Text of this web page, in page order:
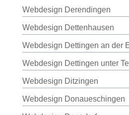
Webdesign Derendingen
Webdesign Dettenhausen
Webdesign Dettingen an der
Webdesign Dettingen unter
Webdesign Ditzingen
Webdesign Donaueschingen